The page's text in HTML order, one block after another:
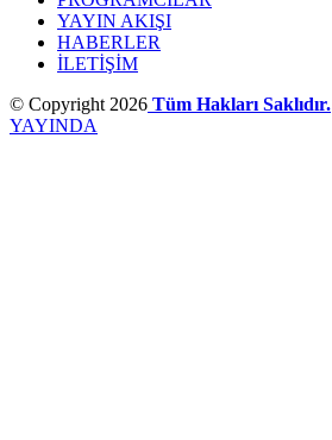
YAYIN AKIŞI
HABERLER
İLETİŞİM
© Copyright 2026 Tüm Hakları Saklıdır.
YAYINDA